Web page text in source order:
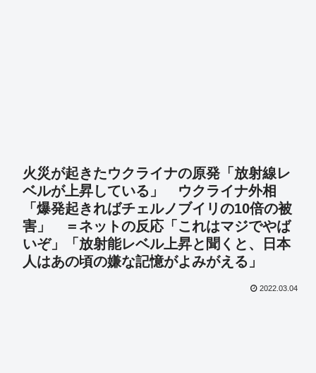
火災が起きたウクライナの原発「放射線レ
ベルが上昇している」 ウクライナ外相
「爆発起きればチェルノブイリの10倍の被
害」 ＝ネットの反応「これはマジでやば
いぞ」「放射能レベル上昇と聞くと、日本
人はあの頃の嫌な記憶がよみがえる」
2022.03.04